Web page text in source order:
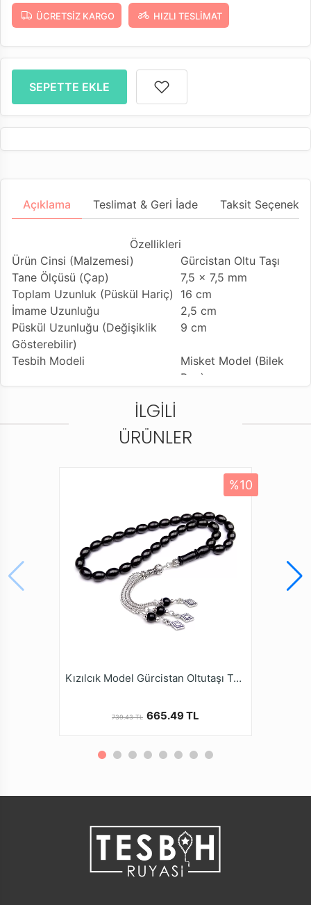
ÜCRETSIZ KARGO HIZLI TESLIMAT
SEPETTE EKLE
Açıklama Teslimat & Geri İade Taksit
Özellikleri
Ürün Cinsi (Malzemesi)
Gürcistan Oltu Taşı
Tane Ölçüsü (Çap)
7,5 x 7,5 mm
Toplam Uzunluk (Püskül Hariç)
16 cm
İmame Uzunluğu
2,5 cm
Püskül Uzunluğu (Değişiklik
Gösterebilir)
9 cm
Tesbih Modeli
Misket Model (Bilek
Boy)
925 Ayar Gümüş
Kamçı
Uygundur
Tekli ve Çiftli Çekime
Uygun
Standart Tesbih İpi
Paketleme ve Gönderim Şekli
Dayanıklı Tesbih
Kutusu
İLGILI
ÜRÜNLER
%10
Kızılcık Model Gürcistan Oltutaşı Tesbihi
739.43 TL 665.49 TL